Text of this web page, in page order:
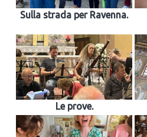
Sulla strada per Ravenna.
Le prove.